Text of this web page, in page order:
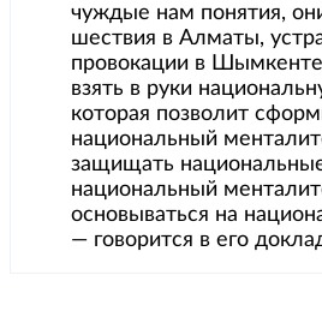
чуждые нам понятия,
шествия в Алматы,
провокации в
взять в руки
которая позволит
национальный
защищать
национальный
основываться на
— говорится в его